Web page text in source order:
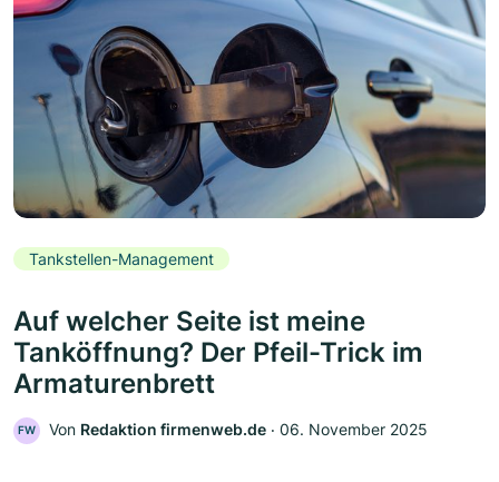
Tankstellen-Management
Auf welcher Seite ist meine
Tanköffnung? Der Pfeil-Trick im
Armaturenbrett
FW Von Redaktion firmenweb.de ‧ 06. November 2025